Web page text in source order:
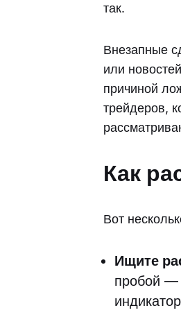
так.
Внезапные
или
причиной
трейдеров,
Как
Вот
Ищите
пробой —